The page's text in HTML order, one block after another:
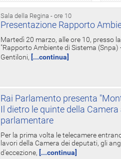
Sala della Regina - ore 10
Presentazione Rapporto
Martedì 20 marzo, alle ore 10, presso
"Rapporto Ambiente di Sistema
Gentiloni, [...continua]
Rai Parlamento presenta
Il dietro le quinte della
parlamentare
Per la prima volta le telecamere
lavori della Camera dei deputati, gli
d'eccezione, [...continua]